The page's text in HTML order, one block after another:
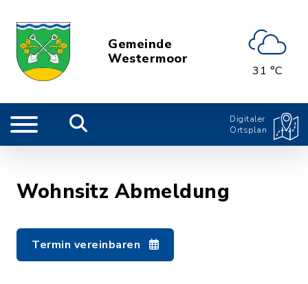
Gemeinde
Westermoor
31 °C
Digitaler
Ortsplan
Wohnsitz Abmeldung
Termin vereinbaren